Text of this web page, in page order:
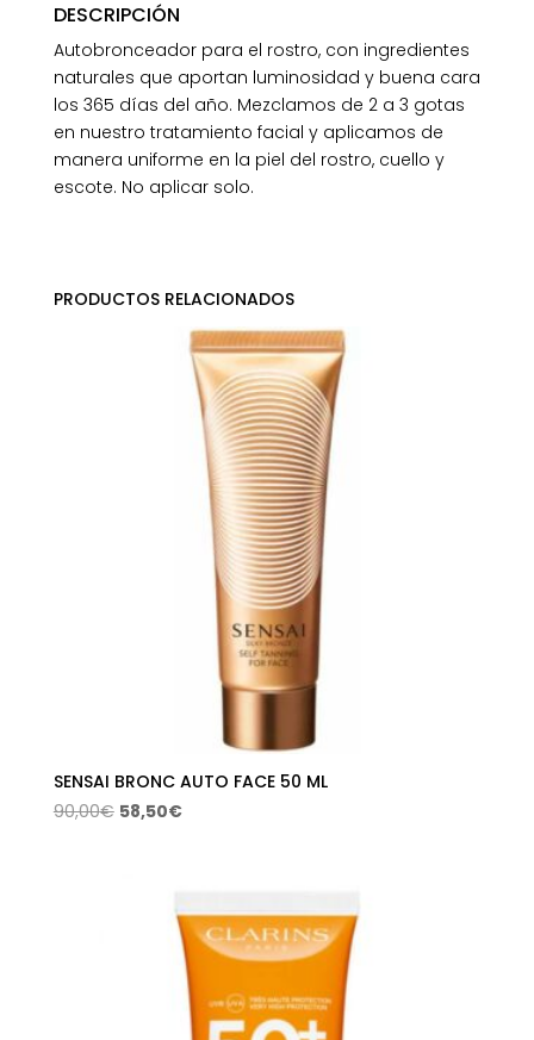
DESCRIPCIÓN
Autobronceador para el rostro, con ingredientes
naturales que aportan luminosidad y buena cara
los 365 días del año. Mezclamos de 2 a 3 gotas
en nuestro tratamiento facial y aplicamos de
manera uniforme en la piel del rostro, cuello y
escote. No aplicar solo.
PRODUCTOS RELACIONADOS
SENSAI BRONC AUTO FACE 50 ML
90,00€ El
90,00€.
58,50€El
58,50€.